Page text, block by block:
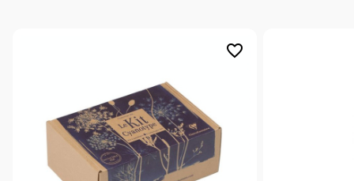
favorite_border